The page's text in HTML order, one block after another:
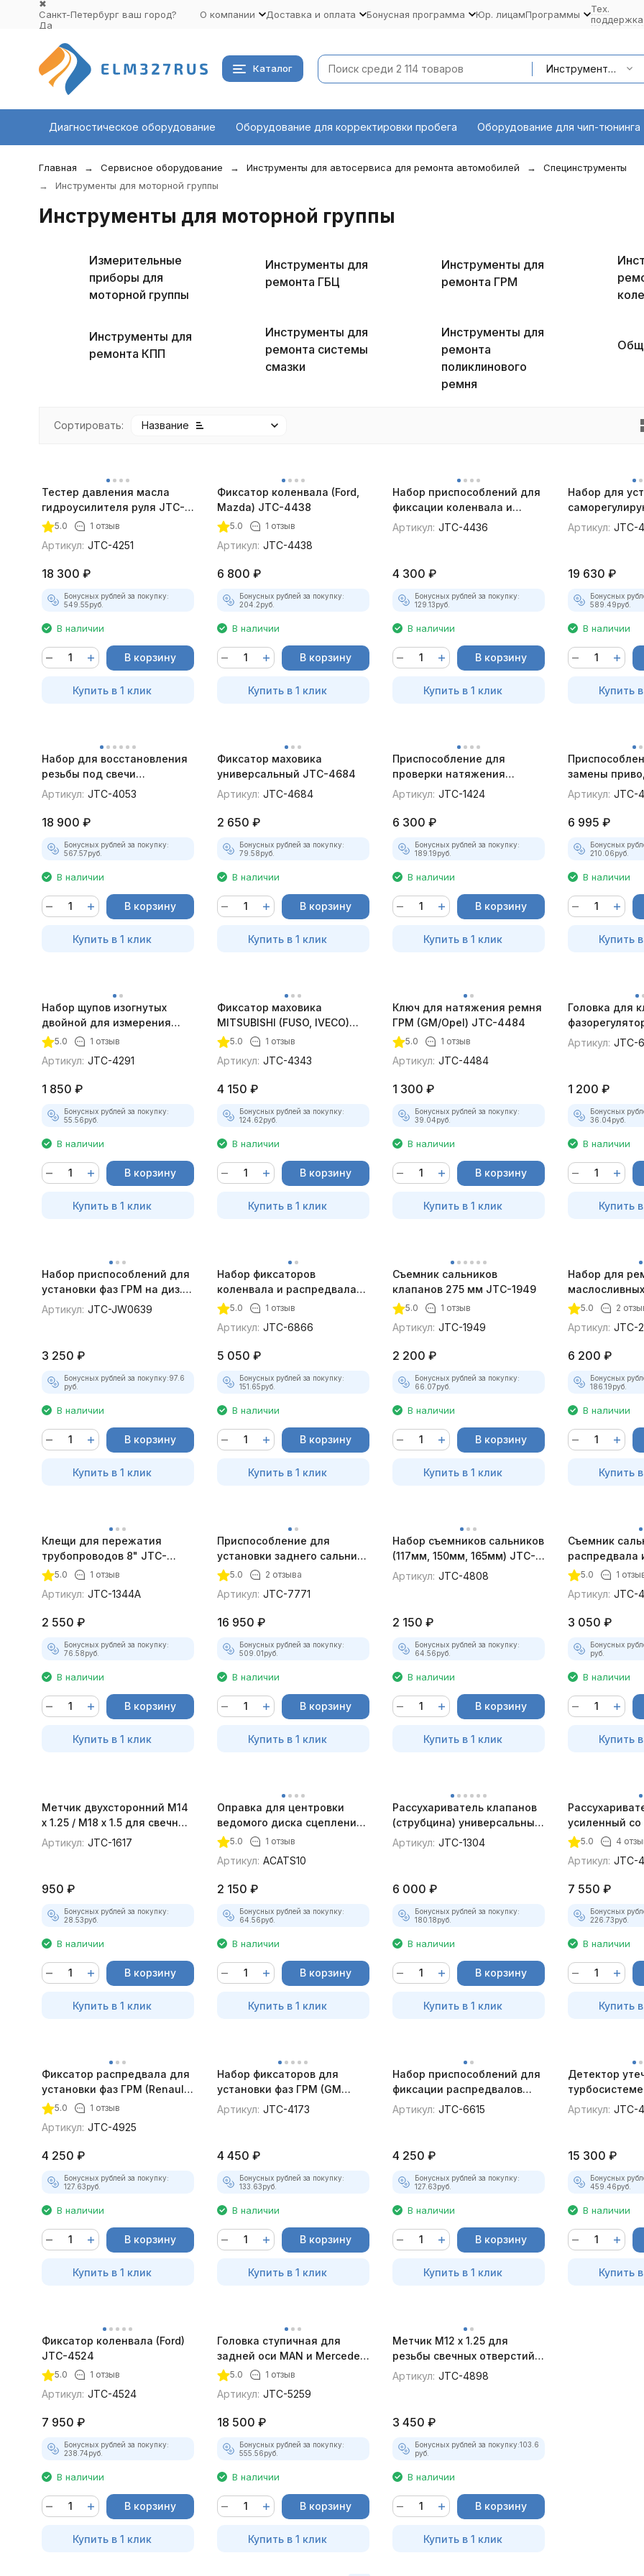
✖
Санкт-Петербург ваш город?
Да
О компании Доставка и оплата Бонусная программа Юр. лицамПрограммы
Тех.
поддержка
Каталог Инструменты для моторной группы
Диагностическое оборудование Оборудование для корректировки пробега Оборудование для чип-тюнинга
Главная Сервисное оборудование Инструменты для автосервиса для ремонта автомобилей
Специнструменты
Инструменты для моторной группы
Инструменты для моторной группы
Измерительные
приборы для
моторной группы
Инструменты для
ремонта ГБЦ
Инструменты для
ремонта ГРМ
Инструменты для
ремонта КПП
Инструменты для
ремонта системы
смазки
Инструменты для
ремонта
поликлинового
ремня
Сортировать: Название
покупателей
Тестер давления масла
гидроусилителя руля JTC-
4251
5.0 1 отзыв
Артикул: JTC-4251
18 300 ₽
Бонусных рублей за покупку:
549.55руб.
В наличии
В корзину
Купить в 1 клик
Фиксатор коленвала (Ford,
Mazda) JTC-4438
5.0 1 отзыв
Артикул: JTC-4438
6 800 ₽
Бонусных рублей за покупку:
204.2руб.
В наличии
В корзину
Купить в 1 клик
Набор приспособлений для
фиксации коленвала и
распредвала Ford JTC-4436
Артикул: JTC-4436
4 300 ₽
Бонусных рублей за покупку:
129.13руб.
В наличии
В корзину
Купить в 1 клик
Набор для
сцепления
Артикул: JTC-
19 630 ₽
Бонусных
589.49руб.
В наличии
Купить
Набор для восстановления
резьбы под свечи
накаливания JTC-4053
Артикул: JTC-4053
18 900 ₽
Бонусных рублей за покупку:
567.57руб.
В наличии
В корзину
Купить в 1 клик
Фиксатор маховика
универсальный JTC-4684
Артикул: JTC-4684
2 650 ₽
Бонусных рублей за покупку:
79.58руб.
В наличии
В корзину
Купить в 1 клик
Приспособление для
проверки натяжения
ремней JTC-1424
Артикул: JTC-1424
6 300 ₽
Бонусных рублей за покупку:
189.19руб.
В наличии
В корзину
Купить в 1 клик
замены
(Suzuki) JTC-
Артикул: JTC-
6 995 ₽
Бонусных
210.06руб.
В наличии
Купить
Набор щупов изогнутых
двойной для измерения
зазора, 26 лезвий JTC-4291
5.0 1 отзыв
Артикул: JTC-4291
1 850 ₽
Бонусных рублей за покупку:
55.56руб.
В наличии
В корзину
Купить в 1 клик
Фиксатор маховика
MITSUBISHI (FUSO, IVECO)
JTC-4343
5.0 1 отзыв
Артикул: JTC-4343
4 150 ₽
Бонусных рублей за покупку:
124.62руб.
В наличии
В корзину
Купить в 1 клик
Ключ для натяжения ремня
ГРМ (GM/Opel) JTC-4484
5.0 1 отзыв
Артикул: JTC-4484
1 300 ₽
Бонусных рублей за покупку:
39.04руб.
В наличии
В корзину
Купить в 1 клик
Головка для
1.8, 2.0 TFSI
Артикул: JTC-
1 200 ₽
Бонусных
36.04руб.
В наличии
Купить
Набор приспособлений для
установки фаз ГРМ на диз.
а/м JTC-JW0639
Артикул: JTC-JW0639
3 250 ₽
Бонусных рублей за покупку:97.6
руб.
В наличии
В корзину
Купить в 1 клик
Набор фиксаторов
коленвала и распредвала
(VOLVO) JTC-6866
5.0 1 отзыв
Артикул: JTC-6866
5 050 ₽
Бонусных рублей за покупку:
151.65руб.
В наличии
В корзину
Купить в 1 клик
Съемник сальников
клапанов 275 мм JTC-1949
5.0 1 отзыв
Артикул: JTC-1949
2 200 ₽
Бонусных рублей за покупку:
66.07руб.
В наличии
В корзину
Купить в 1 клик
Набор для
22мм JTC-
5.0 2
Артикул: JTC-
6 200 ₽
Бонусных
186.19руб.
В наличии
Купить
Клещи для пережатия
трубопроводов 8" JTC-
1344A
5.0 1 отзыв
Артикул: JTC-1344A
2 550 ₽
Бонусных рублей за покупку:
76.58руб.
В наличии
В корзину
Купить в 1 клик
Приспособление для
установки заднего сальника
коленвала (FE6) JTC-7771
5.0 2 отзыва
Артикул: JTC-7771
16 950 ₽
Бонусных рублей за покупку:
509.01руб.
В наличии
В корзину
Купить в 1 клик
Набор съемников сальников
(117мм, 150мм, 165мм) JTC-
4808
Артикул: JTC-4808
2 150 ₽
Бонусных рублей за покупку:
64.56руб.
В наличии
В корзину
Купить в 1 клик
Съемник
распредвала
JTC-4722
5.0 1
Артикул: JTC-
3 050 ₽
Бонусных
руб.
В наличии
Купить
Метчик двухсторонний M14
x 1.25 / M18 x 1.5 для свечных
отверстий JTC-1617
Артикул: JTC-1617
950 ₽
Бонусных рублей за покупку:
28.53руб.
В наличии
В корзину
Купить в 1 клик
Оправка для центровки
ведомого диска сцепления
в наборе Thorvik ACATS10
5.0 1 отзыв
Артикул: ACATS10
2 150 ₽
Бонусных рублей за покупку:
64.56руб.
В наличии
В корзину
Купить в 1 клик
Рассухариватель клапанов
(струбцина) универсальный
JTC-1304
Артикул: JTC-1304
6 000 ₽
Бонусных рублей за покупку:
180.18руб.
В наличии
В корзину
Купить в 1 клик
усиленный
захватами
5.0 4
Артикул: JTC-
7 550 ₽
Бонусных
226.73руб.
В наличии
Купить
Фиксатор распредвала для
установки фаз ГРМ (Renault)
JTC-4925
5.0 1 отзыв
Артикул: JTC-4925
4 250 ₽
Бонусных рублей за покупку:
127.63руб.
В наличии
В корзину
Купить в 1 клик
Набор фиксаторов для
установки фаз ГРМ (GM
Antara, Chevrolet) JTC-4173
Артикул: JTC-4173
4 450 ₽
Бонусных рублей за покупку:
133.63руб.
В наличии
В корзину
Купить в 1 клик
Набор приспособлений для
фиксации распредвалов
(Opel, Saab, Cadillac) JTC-
6615
Артикул: JTC-6615
4 250 ₽
Бонусных рублей за покупку:
127.63руб.
В наличии
В корзину
Купить в 1 клик
Детектор
Артикул: JTC-
15 300 ₽
Бонусных
459.46руб.
В наличии
Купить
Фиксатор коленвала (Ford)
JTC-4524
5.0 1 отзыв
Артикул: JTC-4524
7 950 ₽
Бонусных рублей за покупку:
238.74руб.
В наличии
В корзину
Купить в 1 клик
Головка ступичная для
задней оси MAN и Mercedes
JTC-5259
5.0 1 отзыв
Артикул: JTC-5259
18 500 ₽
Бонусных рублей за покупку:
555.56руб.
В наличии
В корзину
Купить в 1 клик
Метчик M12 x 1.25 для
резьбы свечных отверстий,
JTC-4898
Артикул: JTC-4898
3 450 ₽
Бонусных рублей за покупку:103.6
руб.
В наличии
В корзину
Купить в 1 клик